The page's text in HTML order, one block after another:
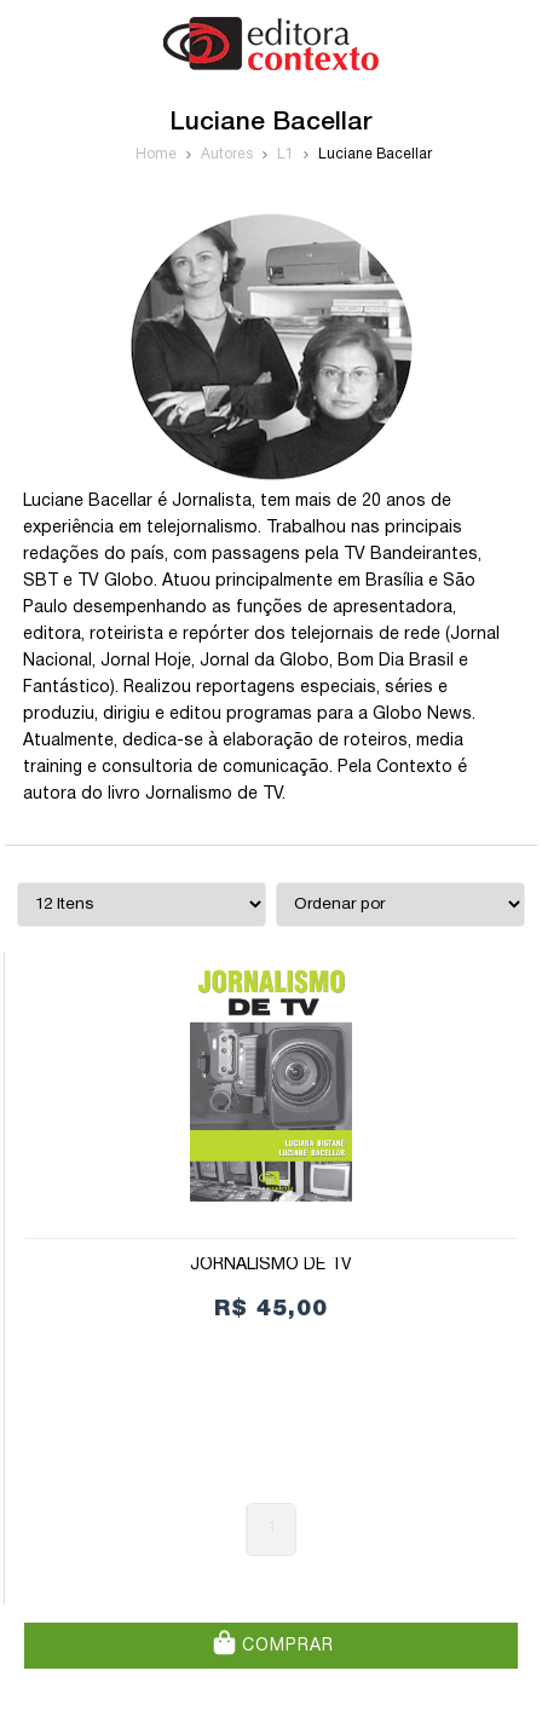
Luciane Bacellar
Home Autores L1 Luciane Bacellar
Luciane Bacellar é Jornalista, tem mais de 20 anos de
experiência em telejornalismo. Trabalhou nas principais
redações do país, com passagens pela TV Bandeirantes,
SBT e TV Globo. Atuou principalmente em Brasília e São
Paulo desempenhando as funções de apresentadora,
editora, roteirista e repórter dos telejornais de rede (Jornal
Nacional, Jornal Hoje, Jornal da Globo, Bom Dia Brasil e
Fantástico). Realizou reportagens especiais, séries e
produziu, dirigiu e editou programas para a Globo News.
Atualmente, dedica-se à elaboração de roteiros, media
training e consultoria de comunicação. Pela Contexto é
autora do livro Jornalismo de TV.
JORNALISMO DE TV
R$ 45,00
COMPRAR